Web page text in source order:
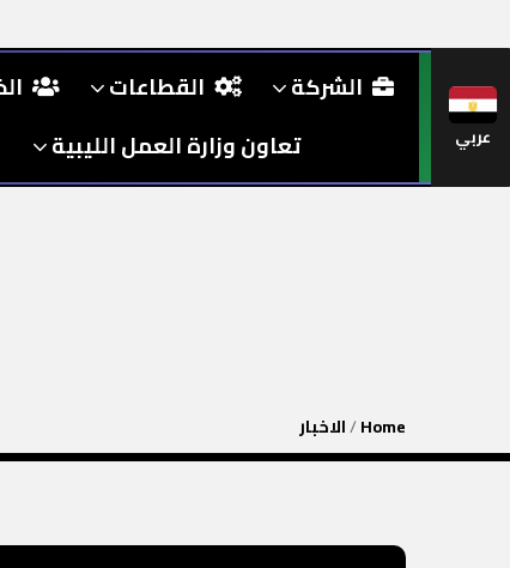
عربي
الشركة القطاعات
تعاون وزارة العمل الليبية
Home
/الاخبار